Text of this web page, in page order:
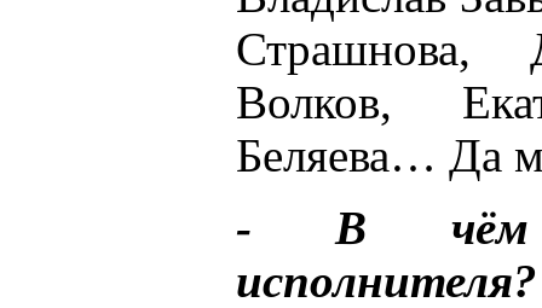
Страшнова,
Волков,
Беляева… Да
- В чём